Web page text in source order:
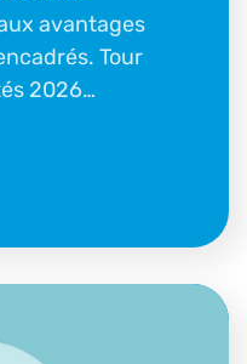
avantages
Tour
2026…